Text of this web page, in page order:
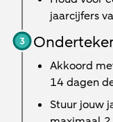
jaarcijfers
Akkoord
14 dagen
Stuur jouw